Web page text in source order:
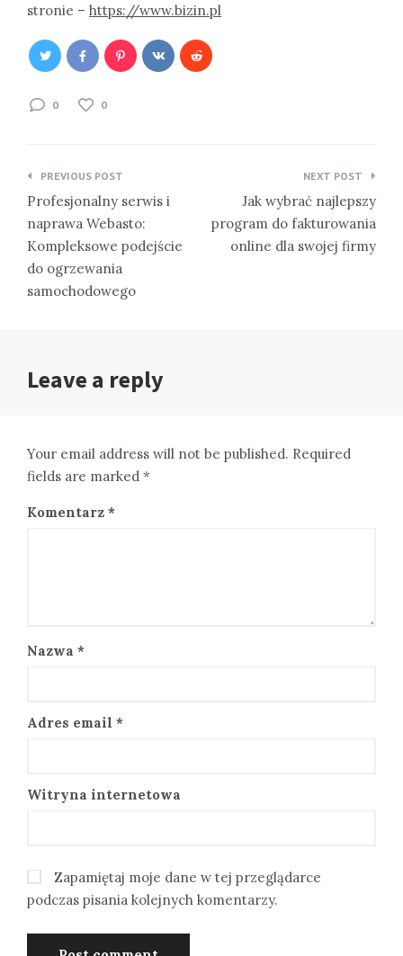
stronie – https://www.bizin.pl
0 0
Nawigacja
wpisu
PREVIOUS POST
Profesjonalny serwis i
naprawa Webasto:
Kompleksowe podejście
do ogrzewania
samochodowego
NEXT POST
Jak wybrać najlepszy
program do fakturowania
online dla swojej firmy
Leave a reply
Your email address will not be published. Required
fields are marked *
Komentarz *
Nazwa *
Adres email *
Witryna internetowa
Zapamiętaj moje dane w tej przeglądarce
podczas pisania kolejnych komentarzy.